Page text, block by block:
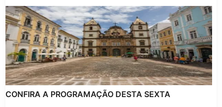
CONFIRA A PROGRAMAÇÃO DESTA SEXTA